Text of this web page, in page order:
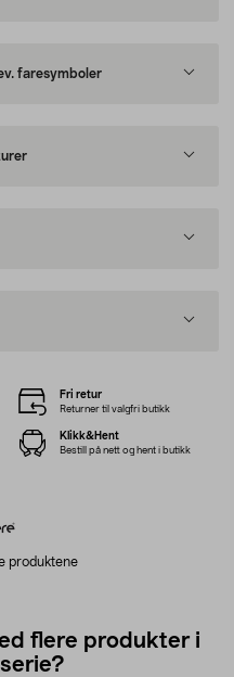
faresymboler
produktene
Fri retur
Returner til valgfri butikk
Klikk&Hent
Bestill på nett og hent i butikk
flere produkter i